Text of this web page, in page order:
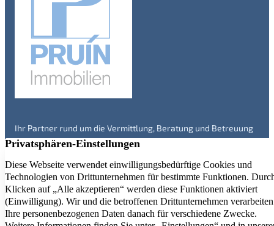
Ihr Partner rund um die Vermittlung, Beratung und Betreuung
von Immobilien in Engelskirchen und Umgebung – seit über 20
Immobilienangebote Service Kontakt